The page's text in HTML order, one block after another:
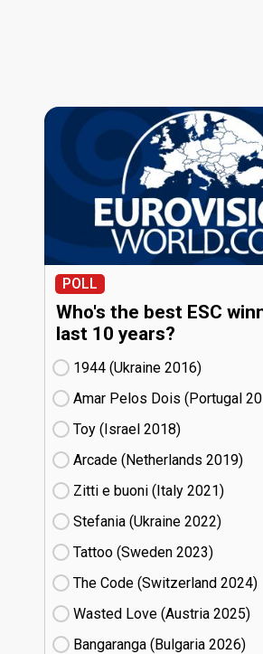
POLL
Who's the best ESC
last 10 years?
1944 (Ukraine
16)
Amar Pelos Dois (Portugal
Toy (Israel
18)
Arcade (Netherlands
19)
Zitti e buoni​ (Italy
21)
Stefania (Ukraine
22)
Tattoo (Sweden
23)
The Code (Switzerland
24)
Wasted Love (Austria
25)
Bangaranga (Bulgaria
26)